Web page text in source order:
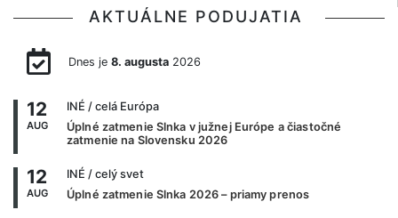
AKTUÁLNE PODUJATIA
Dnes je 8. augusta2026
12
AUG
INÉ / celá Európa
Úplné zatmenie Slnka v južnej Európe a čiastočné
zatmenie na Slovensku 2026
12
AUG
INÉ / celý svet
Úplné zatmenie Slnka 2026 – priamy prenos